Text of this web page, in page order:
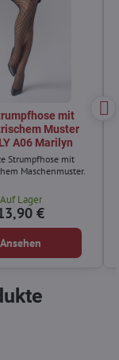
mit
Muster
A06 Marilyn
Strumpfhose mit
Maschenmuster.
Auf Lager
€
Ansehen